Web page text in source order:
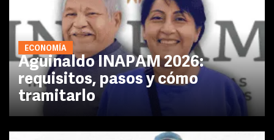
ECONOMÍA
Aguinaldo INAPAM 2026:
requisitos, pasos y cómo
tramitarlo